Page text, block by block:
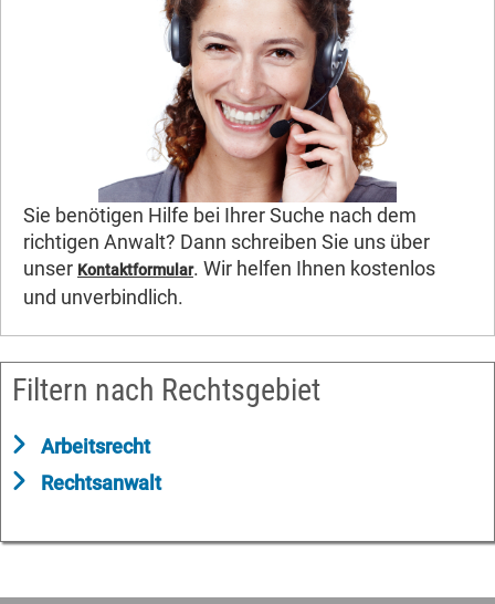
Sie benötigen Hilfe bei Ihrer Suche nach dem
richtigen Anwalt? Dann schreiben Sie uns über
unser Kontaktformular. Wir helfen Ihnen kostenlos
und unverbindlich.
Filtern nach Rechtsgebiet
Arbeitsrecht
Rechtsanwalt